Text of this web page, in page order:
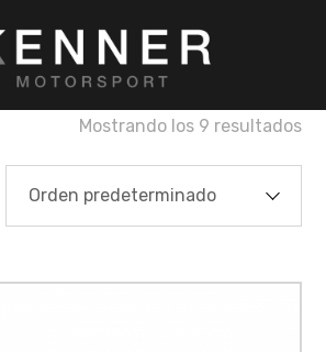
Mostrando los 9 resultados